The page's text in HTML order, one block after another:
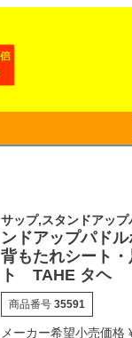
サップ,スタンドアッ
ンドアップパド
背もたれシート
ト TAHE タヘ
商品番号 35591
メーカー希望小売価格